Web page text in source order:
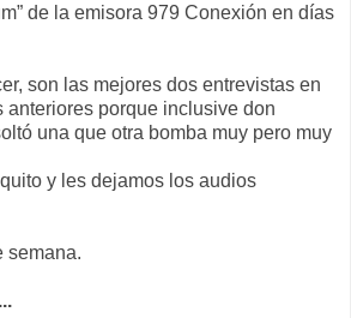
de la emisora 979 Conexión en días
son las mejores dos entrevistas en
anteriores porque inclusive don
una que otra bomba muy pero muy
y les dejamos los audios
semana.